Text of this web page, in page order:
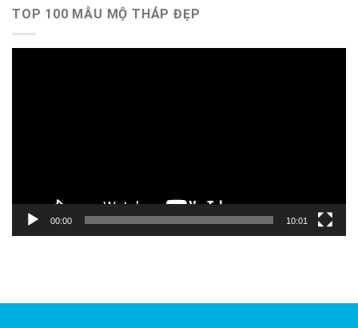
TOP 100 MẪU MỘ THÁP ĐẸP
00:00 10:01